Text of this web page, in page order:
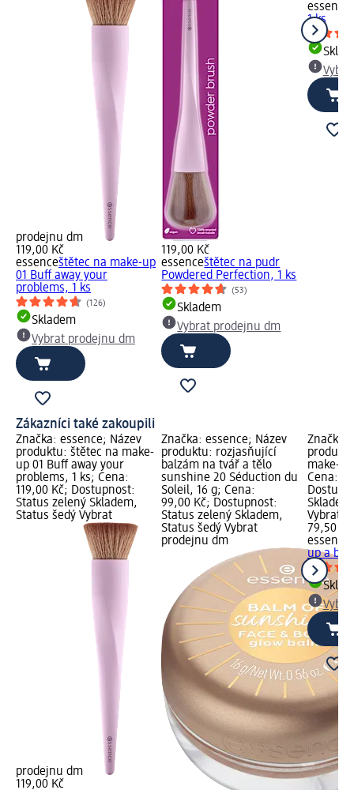
prodejnu dm
119,00 Kč
essenceštětec na make-up
01 Buff away your
problems, 1 ks
(126)
Skladem
Vybrat prodejnu dm
119,00 Kč
essenceštětec na pudr
Powdered Perfection, 1 ks
(53)
Skladem
Vybrat prodejnu dm
essence
1 ks
Zákazníci také zakoupili
Značka: essence; Název
produktu: štětec na make-
up 01 Buff away your
problems, 1 ks; Cena:
119,00 Kč; Dostupnost:
Status zelený Skladem,
Status šedý Vybrat
prodejnu dm
119,00 Kč
Značka: essence; Název
produktu: rozjasňující
balzám na tvář a tělo
sunshine 20 Séduction du
Soleil, 16 g; Cena:
99,00 Kč; Dostupnost:
Status zelený Skladem,
Status šedý Vybrat
prodejnu dm
Značka:
make-
Cena:
Vybrat
79,50 Kč
essence
up a